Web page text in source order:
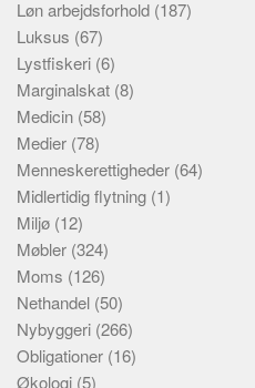
Løn arbejdsforhold (187)
Luksus (67)
Lystfiskeri (6)
Marginalskat (8)
Medicin (58)
Medier (78)
Menneskerettigheder (64)
Midlertidig flytning (1)
Miljø (12)
Møbler (324)
Moms (126)
Nethandel (50)
Nybyggeri (266)
Obligationer (16)
Økologi (5)